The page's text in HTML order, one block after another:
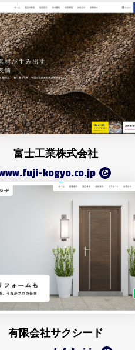
富士工業株式会社
kogyo.co.jp
有限会社サクシード